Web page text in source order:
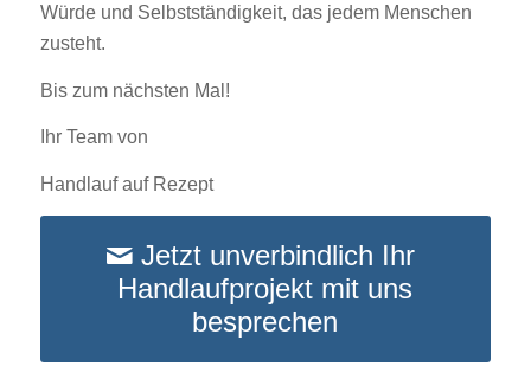
Würde und Selbstständigkeit, das jedem Menschen
zusteht.
Bis zum nächsten Mal!
Ihr Team von
Handlauf auf Rezept
Jetzt unverbindlich Ihr
Handlaufprojekt mit uns
besprechen